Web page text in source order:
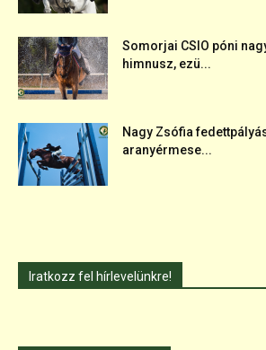
Somorjai CSIO póni
himnusz, ezü...
Nagy Zsófia
aranyérmese...
Iratkozz fel hírlevelünkre!